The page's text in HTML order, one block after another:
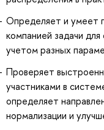
Определяет и умеет
компанией задачи
учетом разных
Проверяет
участниками в
определяет
нормализации и